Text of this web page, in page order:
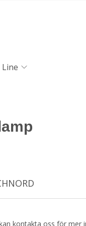
Line
kontakta oss för mer